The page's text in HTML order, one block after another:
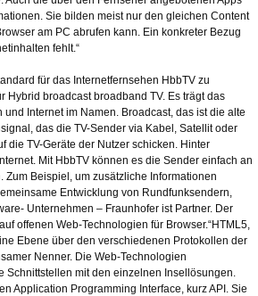
Sie bilden meist nur den gleichen Content
am PC abrufen kann. Ein konkreter Bezug
fehlt.“
für das Internetfernsehen HbbTV zu
Hybrid broadcast broadband TV. Es trägt das
Internet im Namen. Broadcast, das ist die alte
das die TV-Sender via Kabel, Satellit oder
die TV-Geräte der Nutzer schicken. Hinter
Mit HbbTV können es die Sender einfach an
Beispiel, um zusätzliche Informationen
Entwicklung von Rundfunksendern,
Unternehmen – Fraunhofer ist Partner. Der
offenen Web-Technologien für Browser.“HTML5,
Ebene über den verschiedenen Protokollen der
Nenner. Die Web-Technologien
Schnittstellen mit den einzelnen Insellösungen.
Application Programming Interface, kurz API. Sie